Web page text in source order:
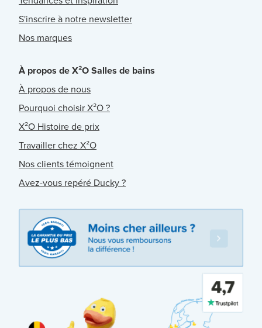
S'inscrire à notre newsletter
Nos marques
À propos de X²O Salles de bains
À propos de nous
Pourquoi choisir X²O ?
X²O Histoire de prix
Travailler chez X²O
Nos clients témoignent
Avez-vous repéré Ducky ?